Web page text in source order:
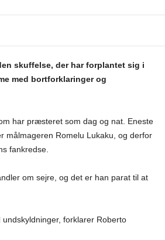
skuffelse, der har forplantet sig i
med bortforklaringer og
har præsteret som dag og nat. Eneste
målmageren Romelu Lukaku, og derfor
fankredse.
om sejre, og det er han parat til at
forklarer Roberto